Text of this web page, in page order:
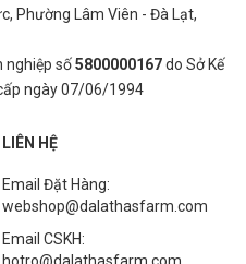
Phường Lâm Viên - Đà Lạt,
nghiệp số5800000167do Sở Kế
ngày 07/06/1994
LIÊN HỆ
Email Đặt Hàng:
webshop@dalathasfarm.com
Email CSKH: